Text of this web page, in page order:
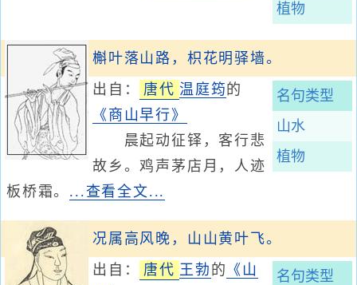
植物
槲叶落山路，枳花明驿墙。
名句类型
山水
植物
出自： 唐代 温庭筠 的
《商山早行》
晨起动征铎，客行悲
故乡。鸡声茅店月，人迹
板桥霜。 ...查看全文...
况属高风晚，山山黄叶飞。
名句类型
出自： 唐代 王勃 的 《山